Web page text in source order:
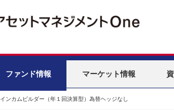
ファンド情報 マーケット情報
インカムビルダー（年１回決算型）為替ヘッジなし